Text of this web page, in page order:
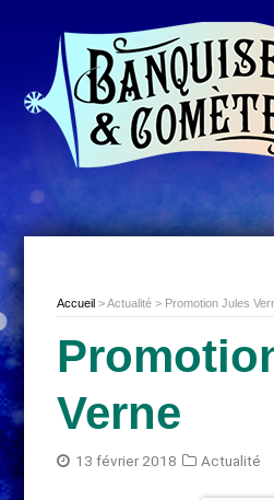
Accueil > Actualité > Promotion Jules
Verne
13 février 2018 Actualité